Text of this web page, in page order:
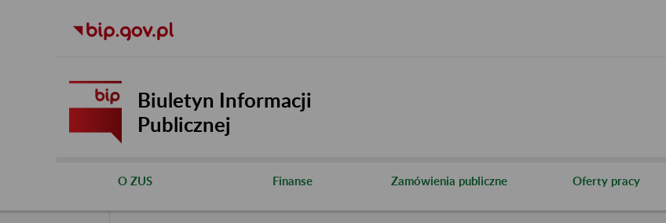
Biuletyn Informacji
Publicznej
O ZUS Finanse Zamówienia publiczne Oferty pracy